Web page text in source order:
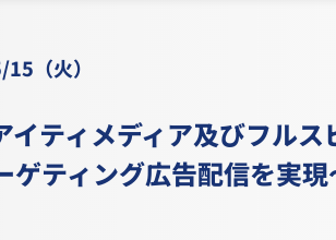
15 （火）
イティメディア及びフル
ゲティング広告配信を実現